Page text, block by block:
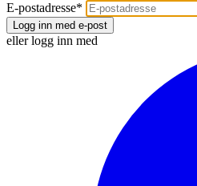
E-postadresse*
Logg inn med e-post
eller logg inn med